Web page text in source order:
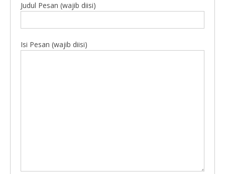
Judul Pesan (wajib diisi)
Isi Pesan (wajib diisi)